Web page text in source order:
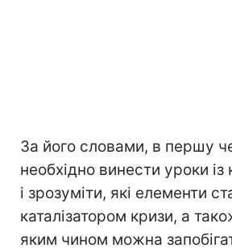
За його словами, в першу
необхідно винести уроки із
і зрозуміти, які елементи
каталізатором кризи, а
яким чином можна